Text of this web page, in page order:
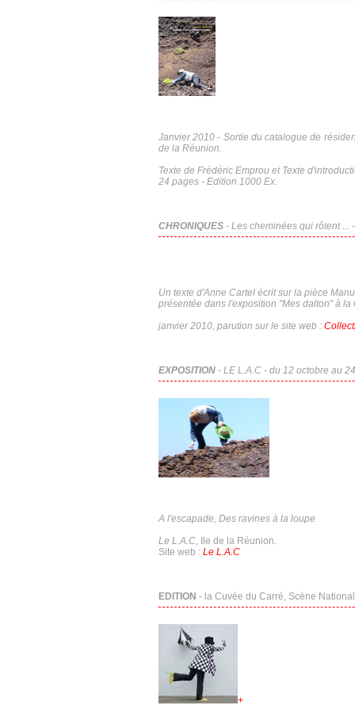
Janvier 2010 - Sortie du catalogue de
de la Réunion.
Texte de Frédéric Emprou et Texte
24 pages - Edition 1000 Ex.
CHRONIQUES - Les cheminées qui rôtent ...
Un texte d'Anne Cartel écrit sur la pièce
présentée dans l'exposition "Mes dalton" à
janvier 2010, parution sur le site web :
EXPOSITION - LE L.A.C - du 12 octobre au
A l'escapade, Des ravines à la loupe
Le L.A.C, Ile de la Réunion.
Site web : Le L.A.C
EDITION - la Cuvée du Carré, Scène
+